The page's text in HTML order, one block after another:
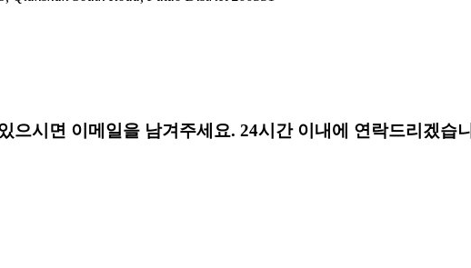
으시면 이메일을 남겨주세요. 24시간 이내에 연락드리겠습